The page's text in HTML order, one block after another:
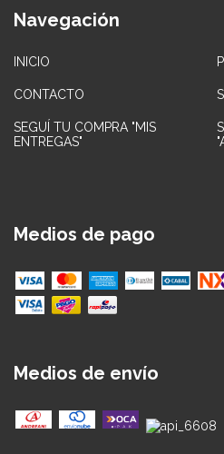
Navegación
INICIO
CONTACTO
SEGUÍ TU COMPRA "MIS
ENTREGAS"
Medios de pago
Medios de envío